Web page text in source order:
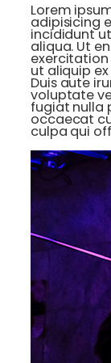
Lorem
adipisicing
incididunt
aliqua. Ut
ut aliquip
Duis aute
voluptate
fugiat nulla
occaecat
culpa qui